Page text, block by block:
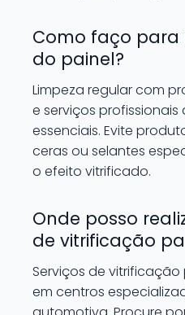
Como faço
do painel?
Limpeza regular com
e serviços
essenciais. Evite
ceras ou selantes
o efeito vitrificado.
Onde posso
de vitrificação
Serviços de
em centros